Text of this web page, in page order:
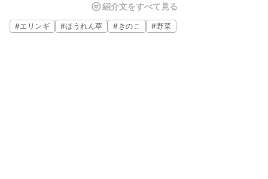
しました。コクのあるバターとしょうゆの風味がとてもよく合います
よ。
紹介文をすべて見る
#エリンギ #ほうれん草 # きのこ #野菜